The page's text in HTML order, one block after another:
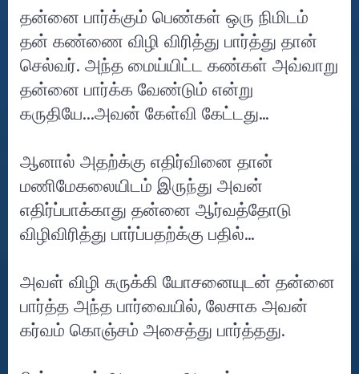
தன்னை பார்க்கும் பெண்கள் ஒரு நிமிடம்
தன் கண்ணை விழி விரித்து பார்த்து தான்
செல்வர். அந்த மைய்யிட்ட கண்கள் அவ்வாறு
தன்னை பார்க்க வேண்டும் என்று
கருதியே...அவன் கேள்வி கேட்டது…
ஆனால் அதற்க்கு எதிர்வினை தான்
மணிமேகலையிடம் இருந்து அவன்
எதிர்ப்பாக்காது தன்னை ஆர்வத்தோடு
விழிவிரித்து பார்ப்பதற்க்கு பதில்…
அவள் விழி சுருக்கி யோசனையுடன் தன்னை
பார்த்த அந்த பார்வையில், லேசாக அவன்
கர்வம் கொஞ்சம் அசைத்து பார்த்தது.